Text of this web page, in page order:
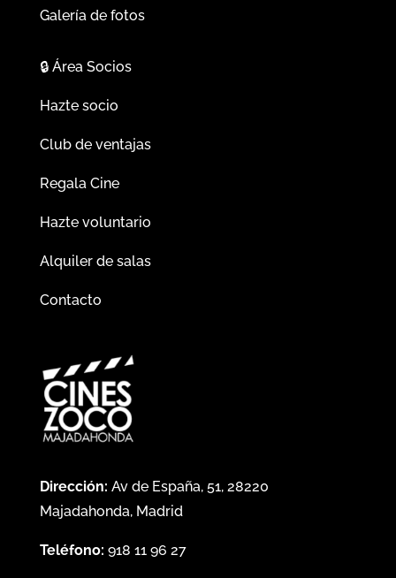
Galería de fotos
🔒Área Socios
Hazte socio
Club de ventajas
Regala Cine
Hazte voluntario
Alquiler de salas
Contacto
Dirección: Av de España, 51, 28220
Majadahonda, Madrid
Teléfono: 918 11 96 27